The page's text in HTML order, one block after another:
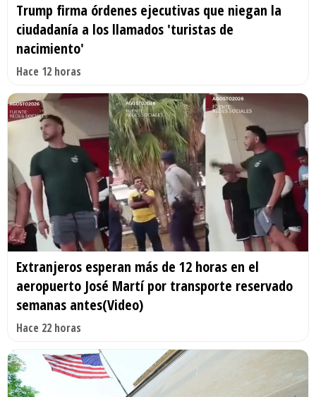
Trump firma órdenes ejecutivas que niegan la
ciudadanía a los llamados 'turistas de
nacimiento'
Hace 12 horas
Extranjeros esperan más de 12 horas en el
aeropuerto José Martí por transporte reservado
semanas antes(Video)
Hace 22 horas